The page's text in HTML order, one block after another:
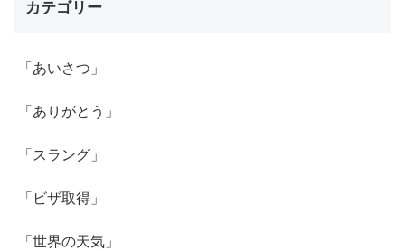
カテゴリー
「あいさつ」
「ありがとう」
「スラング」
「ビザ取得」
「世界の天気」